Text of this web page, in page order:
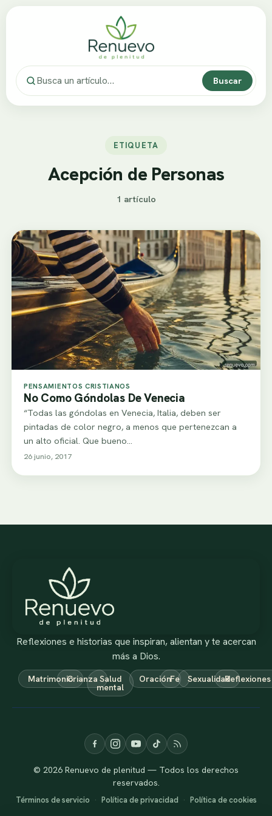
Buscar
ETIQUETA
Acepción de Personas
1 artículo
PENSAMIENTOS CRISTIANOS
No Como Góndolas De Venecia
“Todas las góndolas en Venecia, Italia, deben ser
pintadas de color negro, a menos que pertenezcan a
un alto oficial. Que bueno…
26 junio, 2017
Reflexiones e historias que inspiran, alientan y te acercan
más a Dios.
MatrimonioCrianza Salud
mental
OraciónFe SexualidadReflexiones
© 2026 Renuevo de plenitud — Todos los derechos
reservados.
Términos de servicio · Política de privacidad · Política de cookies